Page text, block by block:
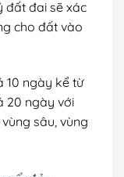
đất đai sẽ xác
cho đất vào
10 ngày kể từ
20 ngày với
sâu, vùng